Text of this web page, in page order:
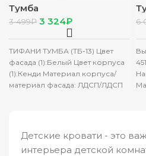
Тумба
прикроватная”Тифани”
ТБ-13 кенди/белый
3 499₽ 3 324₽
ТИФАНИ ТУМБА (ТБ-13) Цвет
фасада (1):Белый Цвет корпуса
(1):Кенди Материал корпуса/
материал фасада: ЛДСП/ЛДСП
6
Детские кровати - это
интерьера детской